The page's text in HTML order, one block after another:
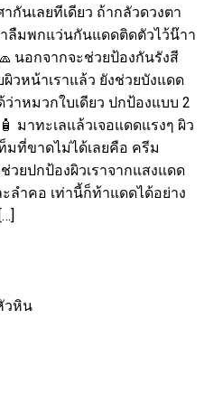
กันเลยทีเดียว ถ้ากลัวดวงตา
ลืมพกแว่นกันแดดติดตัวไว้น๊าา
นอกจากจะช่วยป้องกันรังสี
วหน้าเราแล้ว ยังช่วยบังแดด
ว่าหมวกใบเดียว ปกป้องแบบ 2
มาทะเลแล้วเจอแดดแรงๆ ผิว
มที่ขาดไม่ได้เลยคือ ครีม
วยปกป้องผิวเราจากแสงแดด
ลำคอ เท่านี้ก็ท้าแดดได้อย่าง
วหิน